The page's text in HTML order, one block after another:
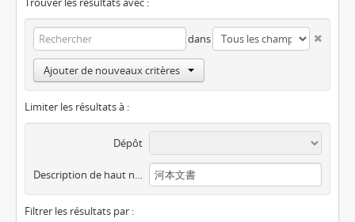
dans
Ajouter de nouveaux critères
Limiter les résultats à :
Dépôt
Description de haut niveau
Filtrer les résultats par :